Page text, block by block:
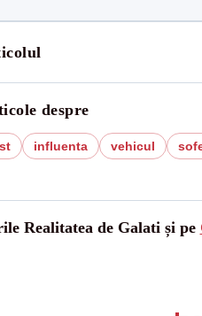
despre
influenta vehicul
Realitatea de Galati și pe